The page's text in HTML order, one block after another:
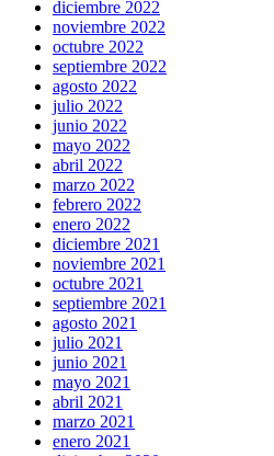
diciembre 2022
noviembre 2022
octubre 2022
septiembre 2022
agosto 2022
julio 2022
junio 2022
mayo 2022
abril 2022
marzo 2022
febrero 2022
enero 2022
diciembre 2021
noviembre 2021
octubre 2021
septiembre 2021
agosto 2021
julio 2021
junio 2021
mayo 2021
abril 2021
marzo 2021
enero 2021